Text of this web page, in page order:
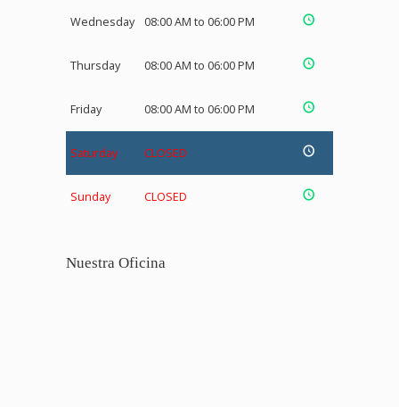
Wednesday 08:00 AM to 06:00 PM
Thursday 08:00 AM to 06:00 PM
Friday 08:00 AM to 06:00 PM
Saturday CLOSED
Sunday CLOSED
Nuestra Oficina